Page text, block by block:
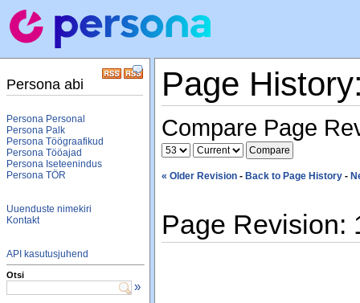
Persona abi
Persona Personal
Persona Palk
Persona Töögraafikud
Persona Tööajad
Persona Iseteenindus
Persona TÖR
Uuenduste nimekiri
Kontakt
API kasutusjuhend
Otsi
»
Page
Compare Page
« Older Revision - Back to Page History -
Page Revision: